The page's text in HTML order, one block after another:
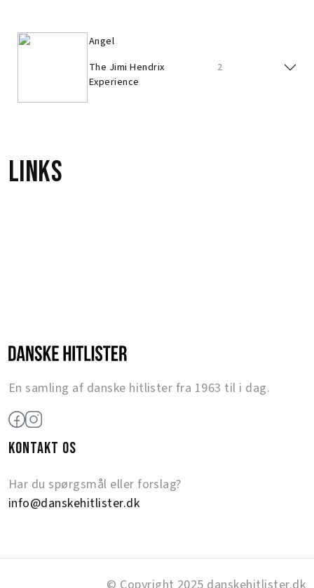
Angel
The Jimi Hendrix
Experience
2
Links
En samling af danske hitlister fra 1963 til i dag.
KONTAKT OS
Har du spørgsmål eller forslag?
info@danskehitlister.dk